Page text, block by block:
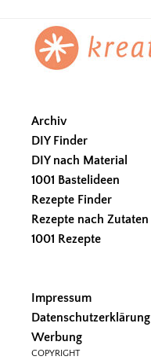
Footer
Archiv
DIY Finder
DIY nach Material
1001 Bastelideen
Rezepte Finder
Rezepte nach Zutaten
1001 Rezepte
Impressum
Datenschutzerklärung
Werbung
COPYRIGHT